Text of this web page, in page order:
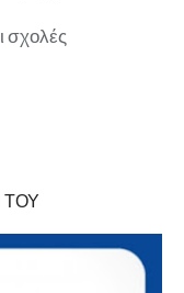
σχολές
ΤΟΥ